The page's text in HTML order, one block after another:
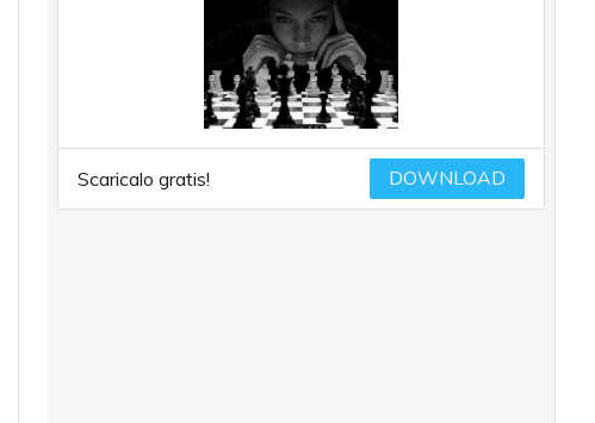
Scaricalo gratis! DOWNLOAD